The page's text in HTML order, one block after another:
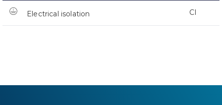
Electrical isolation CI